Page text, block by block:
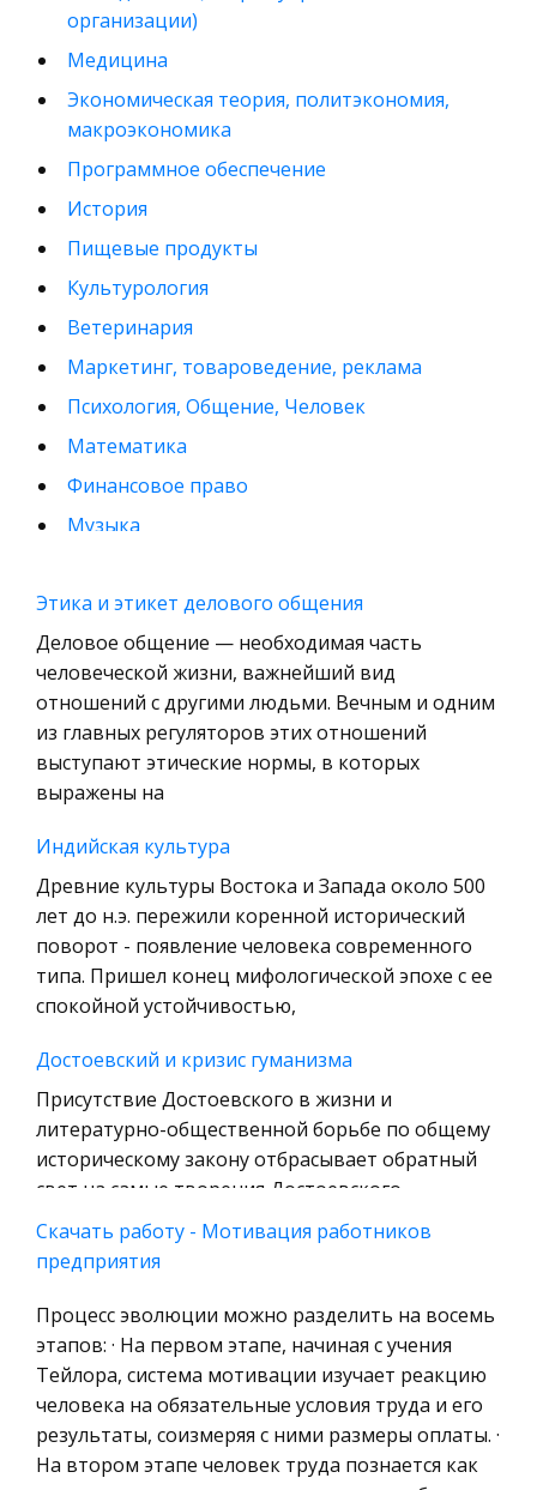
организации)
Медицина
Экономическая теория, политэкономия,
макроэкономика
Программное обеспечение
История
Пищевые продукты
Культурология
Ветеринария
Маркетинг, товароведение, реклама
Психология, Общение, Человек
Математика
Финансовое право
Музыка
кредитные отношения
Конституционное (государственное) право
зарубежных стран
Муниципальное право России
Радиоэлектроника
Право
История отечественного государства и
права
Технология
Уголовное право
Охрана природы, Экология,
Военная кафедра
Социология
Страховое право
Военное дело
Экономика и Финансы
Химия
Металлургия
Микроэкономика, экономика предприятия,
предпринимательство
Историческая личность
Этика и этикет делового общения
Деловое общение — необходимая часть
человеческой жизни, важнейший вид
отношений с другими людьми. Вечным и одним
из главных регуляторов этих отношений
выступают этические нормы, в которых
выражены на
Индийская культура
Древние культуры Востока и Запада около 500
лет до н.э. пережили коренной исторический
поворот - появление человека современного
типа. Пришел конец мифологической эпохе с ее
спокойной устойчивостью,
Достоевский и кризис гуманизма
Присутствие Достоевского в жизни и
литературно-общественной борьбе по общему
историческому закону отбрасывает обратный
свет на самые творения Достоевского,
позволяет нам сегодня увидеть в них новые ва
Управление кредитными рисками в России и
зарубежный опыт
Средства банка формируются за счет
клиентских денег на расчетных, текущих,
срочных и иных счетах; межбанковского
кредита; средств, мобилизованных банком во
временное пользование путем выпуска
Скачать работу - Мотивация работников
предприятия
Процесс эволюции можно разделить на восемь
этапов: · На первом этапе, начиная с учения
Тейлора, система мотивации изучает реакцию
человека на обязательные условия труда и его
результаты, соизмеряя с ними размеры оплаты. ·
На втором этапе человек труда познается как